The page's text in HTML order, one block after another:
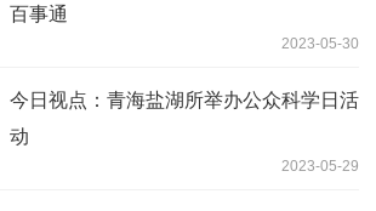
百事通
2023-05-30
今日视点：青海盐湖所举办公众科学日活
动
2023-05-29